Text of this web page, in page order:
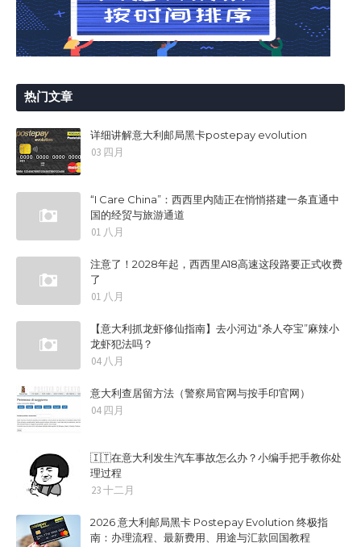
热门文章
详细讲解意大利邮局黑卡postepay evolution
03 四月
“I Care China”：西西里内陆正在悄悄搭建一条直通中
国的经贸与旅游通道
01 八月
注意了！2028年起，西西里A18高速这段路要正式收费
了
01 八月
【意大利抓龙虾修仙指南】去小河边“杀人夺宝”麻辣小
龙虾犯法吗？
04 八月
意大利查居留方法（警察局官网与按手印官网）
04 四月
🇮🇹在意大利发生汽车事故怎么办？小编手把手教你处
理过程
23 十二月
2026 意大利邮局黑卡 Postepay Evolution 终极指
南：办理流程、最新费用、用途与汇款回国教程